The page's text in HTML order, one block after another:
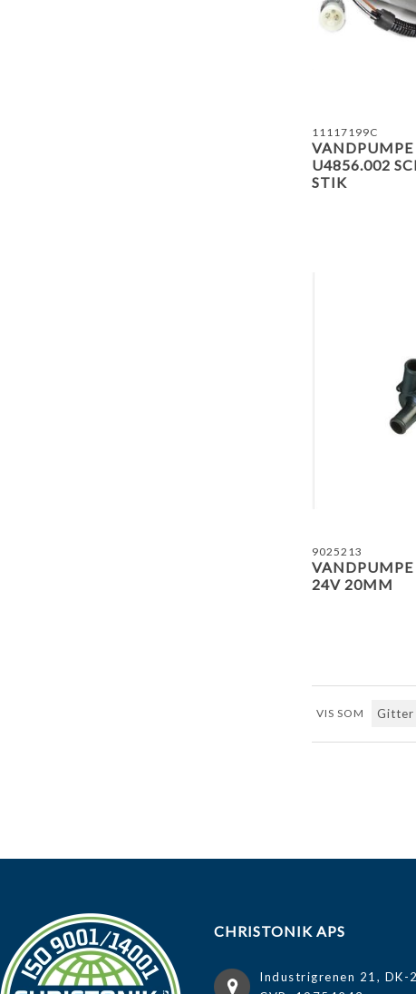
11117199C
U4856.002
STIK
9025213
24V 20MM
VIS SOMFørste
CHRISTONIK APS
Industrigrenen 21, DK-